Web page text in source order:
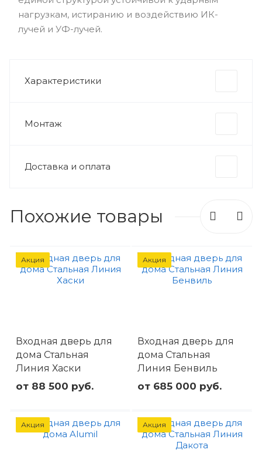
нагрузкам, истиранию и воздействию ИК-
лучей и УФ-лучей.
Характеристики
Монтаж
Доставка и оплата
Похожие товары
Акция
Входная дверь для
дома Стальная
Линия Хаски
от 88 500 руб.
Акция
Входная дверь для
дома Стальная
Линия Бенвиль
от 685 000 руб.
Акция Акция